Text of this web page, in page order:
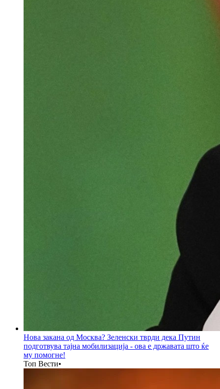
Нова закана од Москва? Зеленски тврди дека Путин
подготвува тајна мобилизација - ова е државата што ќе
му помогне!
Топ Вести•